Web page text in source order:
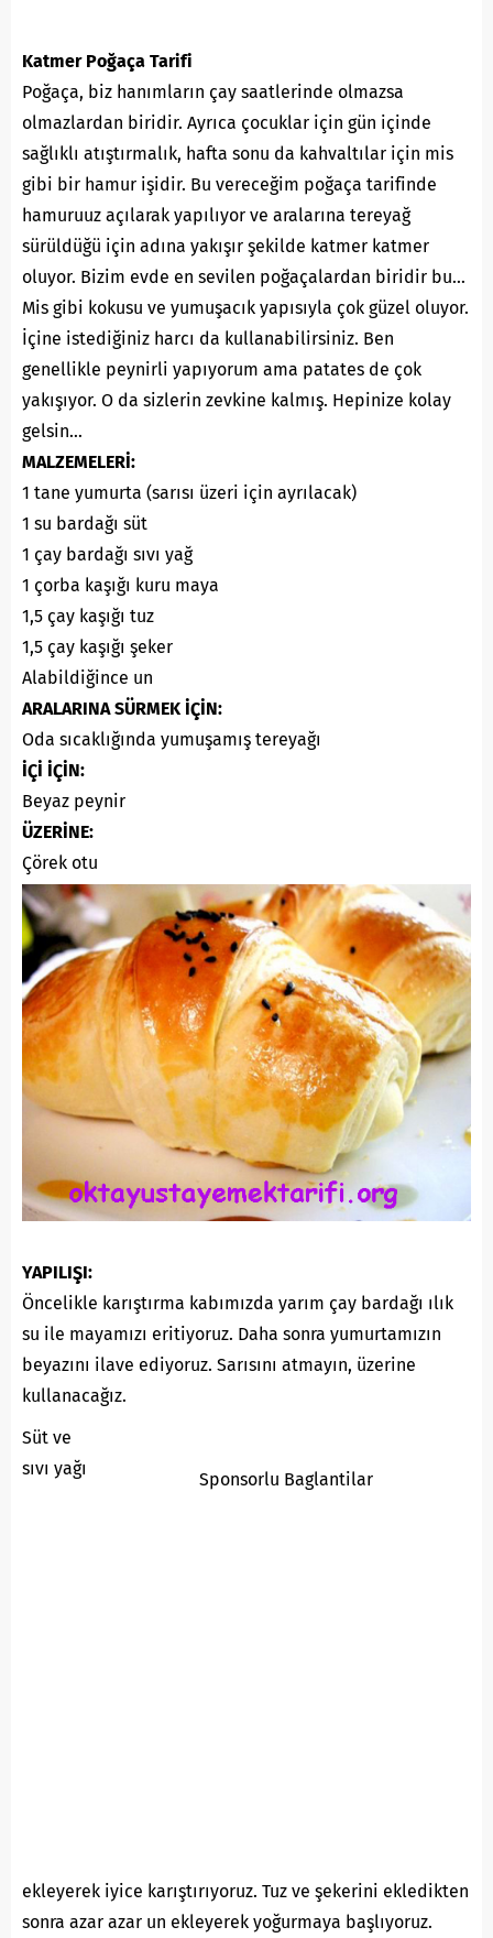
Katmer Poğaça Tarifi
Poğaça, biz hanımların çay saatlerinde olmazsa
olmazlardan biridir. Ayrıca çocuklar için gün içinde
sağlıklı atıştırmalık, hafta sonu da kahvaltılar için mis
gibi bir hamur işidir. Bu vereceğim poğaça tarifinde
hamuruuz açılarak yapılıyor ve aralarına tereyağ
sürüldüğü için adına yakışır şekilde katmer katmer
oluyor. Bizim evde en sevilen poğaçalardan biridir bu…
Mis gibi kokusu ve yumuşacık yapısıyla çok güzel oluyor.
İçine istediğiniz harcı da kullanabilirsiniz. Ben
genellikle peynirli yapıyorum ama patates de çok
yakışıyor. O da sizlerin zevkine kalmış. Hepinize kolay
gelsin…
MALZEMELERİ:
1 tane yumurta (sarısı üzeri için ayrılacak)
1 su bardağı süt
1 çay bardağı sıvı yağ
1 çorba kaşığı kuru maya
1,5 çay kaşığı tuz
1,5 çay kaşığı şeker
Alabildiğince un
ARALARINA SÜRMEK İÇİN:
Oda sıcaklığında yumuşamış tereyağı
İÇİ İÇİN:
Beyaz peynir
ÜZERİNE:
Çörek otu
YAPILIŞI:
Öncelikle karıştırma kabımızda yarım çay bardağı ılık
su ile mayamızı eritiyoruz. Daha sonra yumurtamızın
beyazını ilave ediyoruz. Sarısını atmayın, üzerine
kullanacağız.
Sponsorlu Baglantilar
Süt ve
sıvı yağı
ekleyerek iyice karıştırıyoruz. Tuz ve şekerini ekledikten
sonra azar azar un ekleyerek yoğurmaya başlıyoruz.